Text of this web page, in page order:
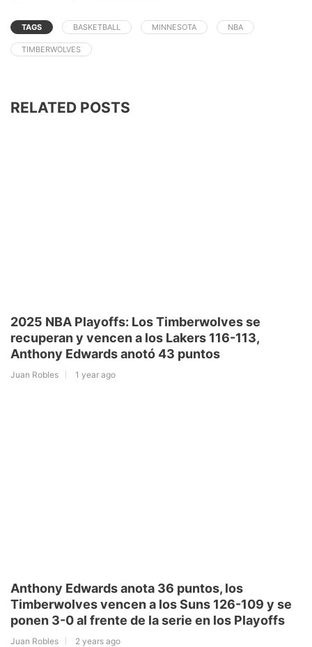
TAGS BASKETBALL MINNESOTA NBA
TIMBERWOLVES
RELATED POSTS
2025 NBA Playoffs: Los Timberwolves se
recuperan y vencen a los Lakers 116-113,
Anthony Edwards anotó 43 puntos
Juan Robles 1 year ago
Anthony Edwards anota 36 puntos, los
Timberwolves vencen a los Suns 126-109 y se
ponen 3-0 al frente de la serie en los Playoffs
Juan Robles 2 years ago